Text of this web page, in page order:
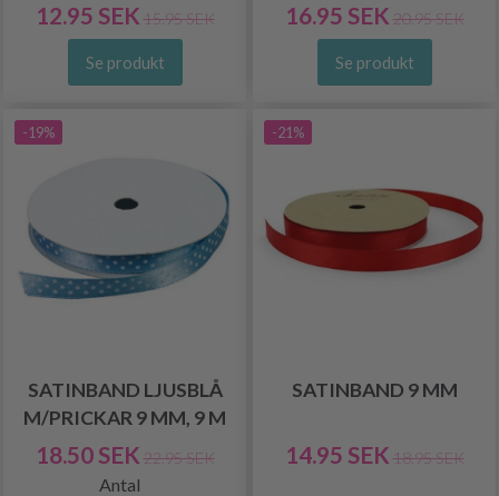
12.95 SEK 15.95 SEK
Se produkt
16.95 SEK 20.95 SEK
Se produkt
-19%
SATINBAND LJUSBLÅ
M/PRICKAR 9 MM, 9 M
18.50 SEK 22.95 SEK
Antal
-21%
SATINBAND 9 MM
14.95 SEK 18.95 SEK